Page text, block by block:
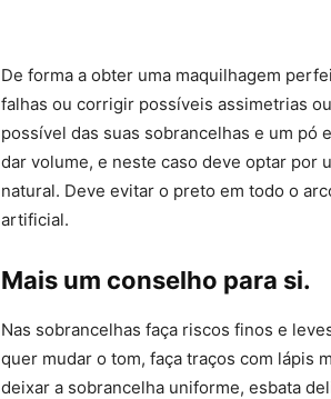
De forma a obter uma maquilhagem
falhas ou corrigir possíveis assimetrias
possível das suas sobrancelhas e um pó
dar volume, e neste caso deve optar por
natural. Deve evitar o preto em todo o
artificial.
Mais um conselho para si.
Nas sobrancelhas faça riscos finos e
quer mudar o tom, faça traços com lápis
deixar a sobrancelha uniforme, esbata